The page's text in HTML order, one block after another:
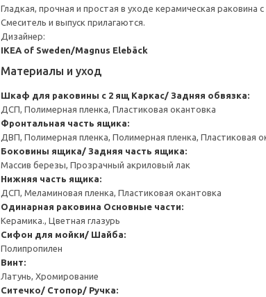
Гладкая, прочная и простая в уходе керамическая
Смеситель и выпуск прилагаются.
Дизайнер:
IKEA of Sweden/Magnus Elebäck
Материалы и уход
Шкаф для раковины с 2 ящ Каркас/ Задняя обвязка:
ДСП, Полимерная пленка, Пластиковая окантовка
Фронтальная часть ящика:
ДВП, Полимерная пленка, Полимерная пленка, Пластиковая
Боковины ящика/ Задняя часть ящика:
Массив березы, Прозрачный акриловый лак
Нижняя часть ящика:
ДСП, Меламиновая пленка, Пластиковая окантовка
Одинарная раковина Основные части:
Керамика., Цветная глазурь
Cифон для мойки/ Шайба:
Полипропилен
Винт:
Латунь, Хромирование
Ситечко/ Стопор/ Ручка: